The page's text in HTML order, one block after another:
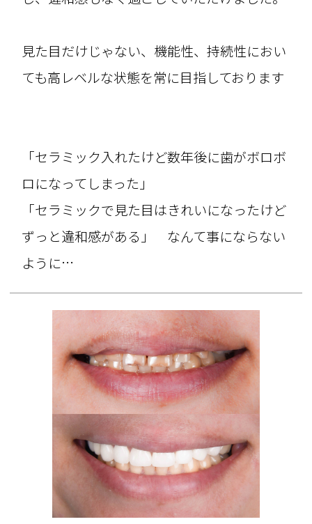
見た目だけじゃない、機能性、持続性におい
ても高レベルな状態を常に目指しております
「セラミック入れたけど数年後に歯がボロボ
ロになってしまった」
「セラミックで見た目はきれいになったけど
ずっと違和感がある」 なんて事にならない
ように…